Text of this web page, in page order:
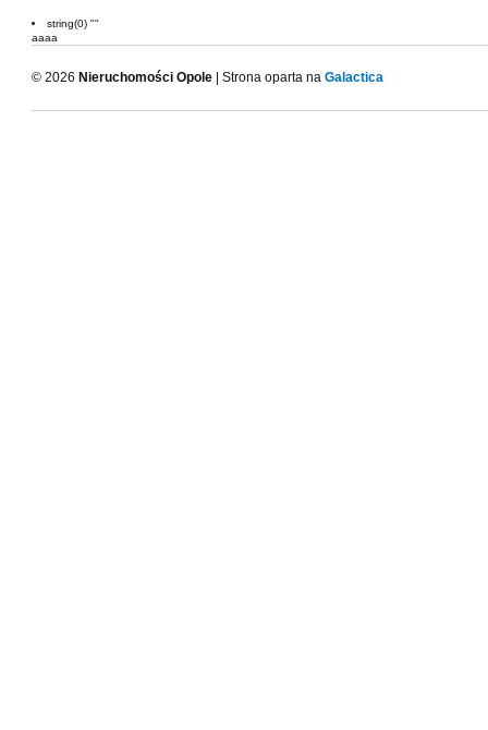
string(0) ""
aaaa
© 2026 Nieruchomości Opole | Strona oparta na Galactica